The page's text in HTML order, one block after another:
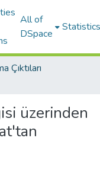
All of
DSpace
Statistics
Çıktıları
üzerinden